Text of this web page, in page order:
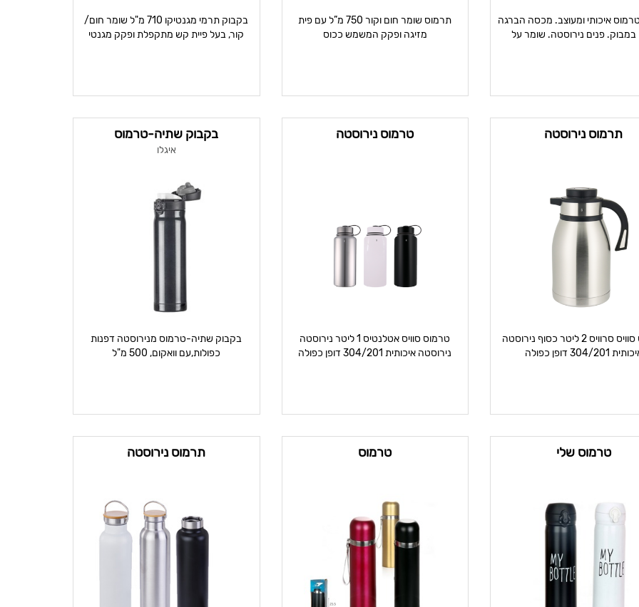
איכותי ומעוצב. מכסה הברגה
במבוק. פנים נירוסטה. שומר על
תרמוס שומר חום וקור 750 מ”ל עם פית
מזיגה ופקק המשמש ככוס
בקבוק תרמי מגנטיקו 710 מ"ל שומר חום/
קור, בעל פיית קש מתקפלת ופקק מגנטי
תרמוס נירוסטה
תרמוס סוויס סרוויס 2 ליטר כסוף נירוסטה
304/201 דופן כפולה
טרמוס נירוסטה
טרמוס סוויס אטלנטיס 1 ליטר נירוסטה
נירוסטה איכותית 304/201 דופן כפולה
בקבוק שתיה-טרמוס
איגלו
בקבוק שתיה-טרמוס מנירוסטה דפנות
כפולות,עם וואקום, 500 מ"ל
טרמוס שלי טרמוס תרמוס נירוסטה